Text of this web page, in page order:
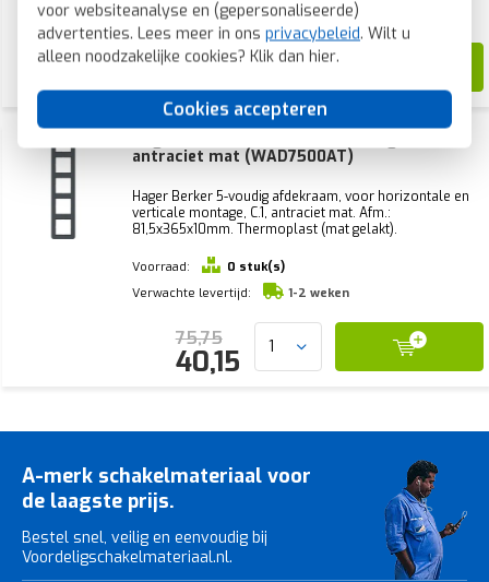
voor websiteanalyse en (gepersonaliseerde)
advertenties. Lees meer in ons privacybeleid. Wilt u
alleen noodzakelijke cookies? Klik dan hier.
Cookies accepteren
Verwachte levertijd:
1-2 weken
43,62
23,12
antraciet mat (WAD7500AT)
Hager Berker 5-voudig afdekraam, voor horizontale en
verticale montage, C.1, antraciet mat. Afm.:
81,5x365x10mm. Thermoplast (mat gelakt).
Voorraad:
0 stuk(s)
Verwachte levertijd:
1-2 weken
75,75
40,15
A-merk schakelmateriaal voor
de laagste prijs.
Bestel snel, veilig en eenvoudig bij
Voordeligschakelmateriaal.nl.